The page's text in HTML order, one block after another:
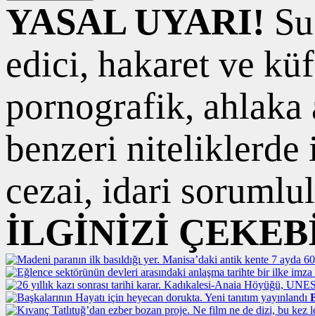
YASAL UYARI!
edici, hakaret ve
pornografik, ahlaka
benzeri niteliklerde
cezai, idari
İLGİNİZİ